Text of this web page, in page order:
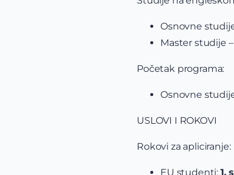
Osnovne
Master studije
Početak programa:
Osnovne
USLOVI I ROKOVI
Rokovi za apliciranje:
EU studenti: 1.